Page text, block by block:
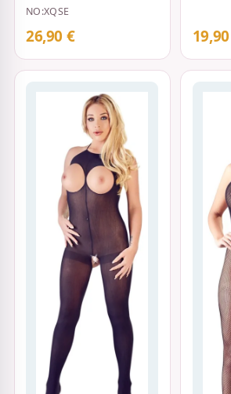
NO:XQSE
26,90 €